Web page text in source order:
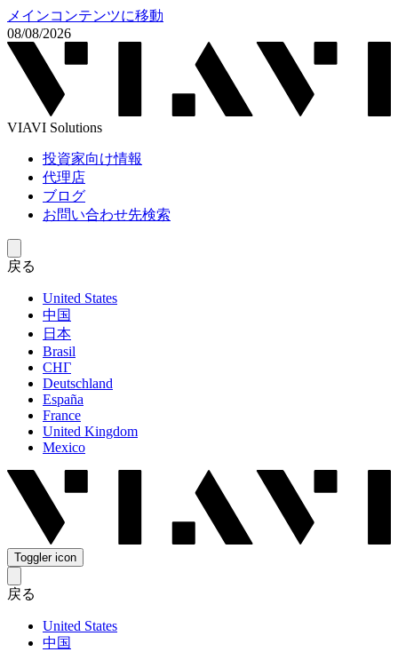
メインコンテンツに移動
08/08/2026
VIAVI Solutions
投資家向け情報
代理店
ブログ
お問い合わせ先検索
戻る
United States
中国
日本
Brasil
СНГ
Deutschland
España
France
United Kingdom
Mexico
Toggler icon
戻る
United States
中国